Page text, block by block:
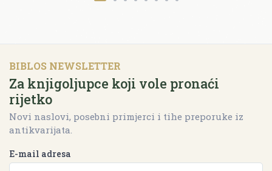
BIBLOS NEWSLETTER
Za knjigoljupce koji vole pronaći
rijetko
Novi naslovi, posebni primjerci i tihe preporuke iz
antikvarijata.
E-mail adresa